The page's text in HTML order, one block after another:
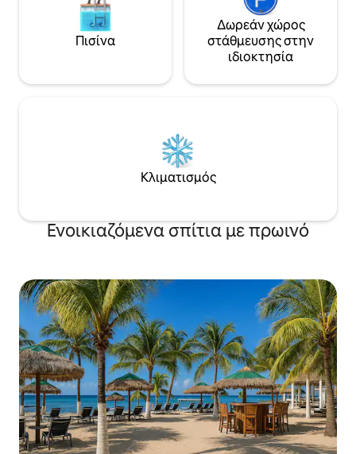
Πισίνα
Δωρεάν χώρος
στάθμευσης στην
ιδιοκτησία
Κλιματισμός
Ενοικιαζόμενα σπίτια με πρωινό